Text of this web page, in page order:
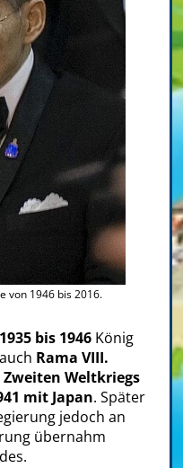
von 1946 bis 2016.
1935 bis 1946 König
Rama VIII.
Zweiten Weltkriegs
mit Japan. Später
jedoch an
übernahm